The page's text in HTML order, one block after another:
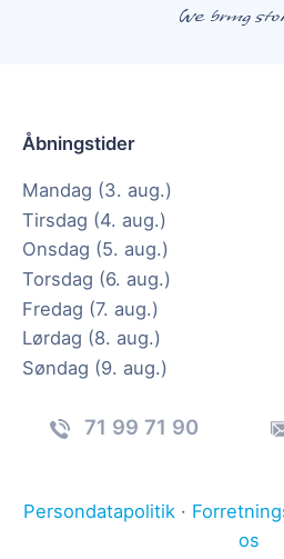
Åbningstider
Mandag (3. aug.)
Tirsdag (4. aug.)
Onsdag (5. aug.)
Torsdag (6. aug.)
Fredag (7. aug.)
Lørdag (8. aug.)
Søndag (9. aug.)
71 99 71 90
Persondatapolitik ·
os